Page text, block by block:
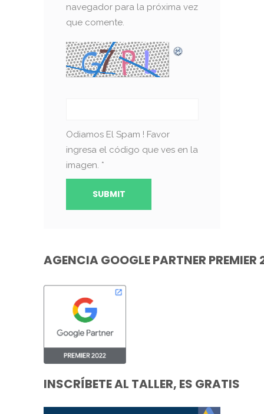
navegador para la próxima vez
que comente.
Odiamos El Spam ! Favor
ingresa el código que ves en la
imagen. *
AGENCIA GOOGLE PARTNER PREMIER
INSCRÍBETE AL TALLER, ES GRATIS